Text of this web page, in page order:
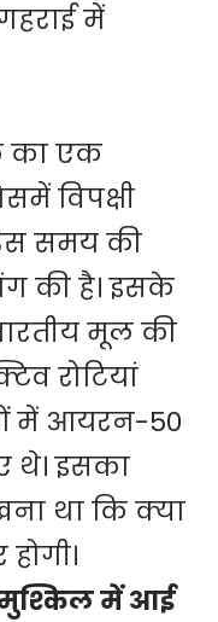
में
का एक
विपक्षी
समय की
की है। इसके
मूल की
रोटियां
में आयरन-50
थे। इसका
था कि क्या
मुश्किल में आई